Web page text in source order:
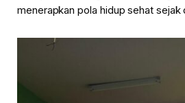
menerapkan pola hidup sehat sejak